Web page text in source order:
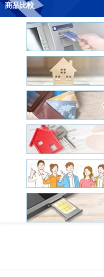
商品比較